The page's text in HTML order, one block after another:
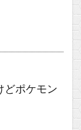
どポケモン